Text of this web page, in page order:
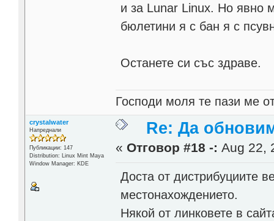
и за Lunar Linux. Но явно
бюлетини я с бан я с
Останете си със здраве.
Господи моля те пази ме
crystalwater
Напреднали
Публикации: 147
Distribution: Linux Mint Maya
Window Manager: KDE
Re: Да
« Отговор #18 -: Aug 22,
Доста от дистрибуциите
местонахождението.
Някой от линковете в